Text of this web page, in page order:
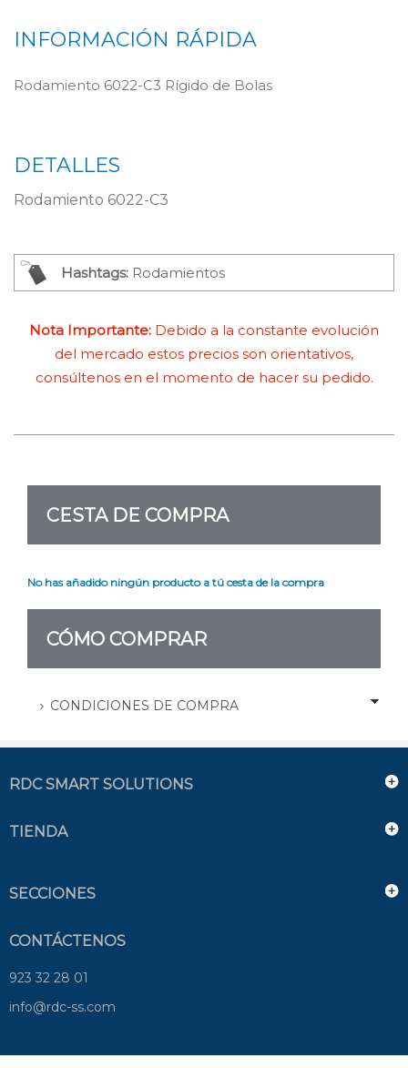
INFORMACIÓN RÁPIDA
Rodamiento 6022-C3 Rígido de Bolas
DETALLES
Rodamiento 6022-C3
Hashtags: Rodamientos
Nota Importante: Debido a la constante evolución
del mercado estos precios son orientativos,
consúltenos en el momento de hacer su pedido.
CESTA DE COMPRA
No has añadido ningún producto a tú cesta de la compra
CÓMO COMPRAR
CONDICIONES DE COMPRA
RDC SMART SOLUTIONS
TIENDA
SECCIONES
CONTÁCTENOS
923 32 28 01
info@rdc-ss.com